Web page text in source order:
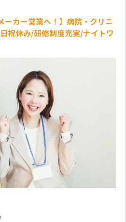
ーカー営業へ！】病院・クリニ
祝休み/研修制度充実/ナイトワ